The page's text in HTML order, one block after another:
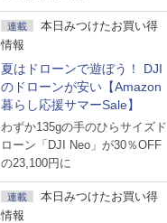
連載
本日みつけたお買い得
情報
夏はドローンで遊ぼう！ DJI
のドローンが安い【Amazon
暮らし応援サマーSale】
わずか135gの手のひらサイズド
ローン「DJI Neo」が30％OFF
の23,100円に
連載
本日みつけたお買い得
情報